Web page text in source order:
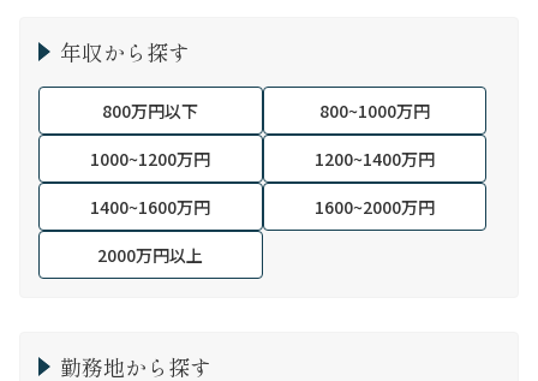
年収から探す
800万円以下
800~1000万円
1000~1200万円
1200~1400万円
1400~1600万円
1600~2000万円
2000万円以上
勤務地から探す